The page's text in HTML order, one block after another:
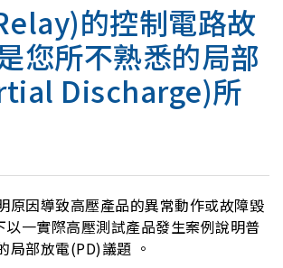
的控制電路故
您所不熟悉的局部
Discharge)所
原因導致高壓產品的異常動作或故障毀
以一實際高壓測試產品發生案例說明普
局部放電(PD)議題 。